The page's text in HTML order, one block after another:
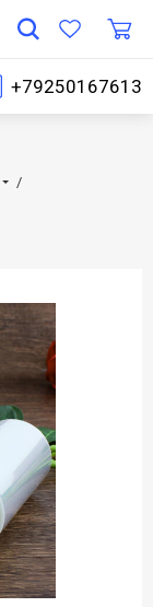
+79250167613